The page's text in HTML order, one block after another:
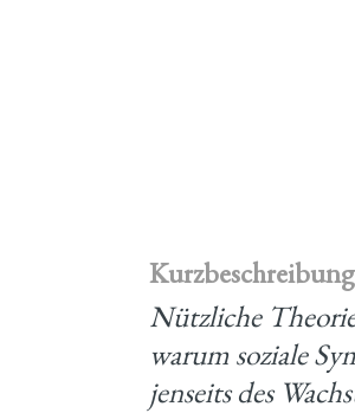
Kurzbeschreibung
Nützliche
warum soziale
jenseits des